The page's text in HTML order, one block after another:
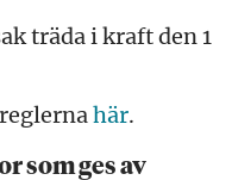
träda i kraft den 1
här.
som ges av